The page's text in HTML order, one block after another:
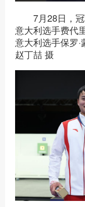
7月28日，冠
意大利选手费代
意大利选手保罗
赵丁喆 摄